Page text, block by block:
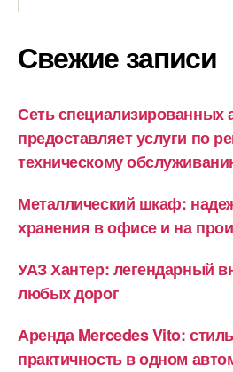
Свежие записи
Сеть специализированных
предоставляет услуги по
техническому
Металлический шкаф:
хранения в офисе и на
УАЗ Хантер: легендарный
любых дорог
Аренда Mercedes Vito:
практичность в одном